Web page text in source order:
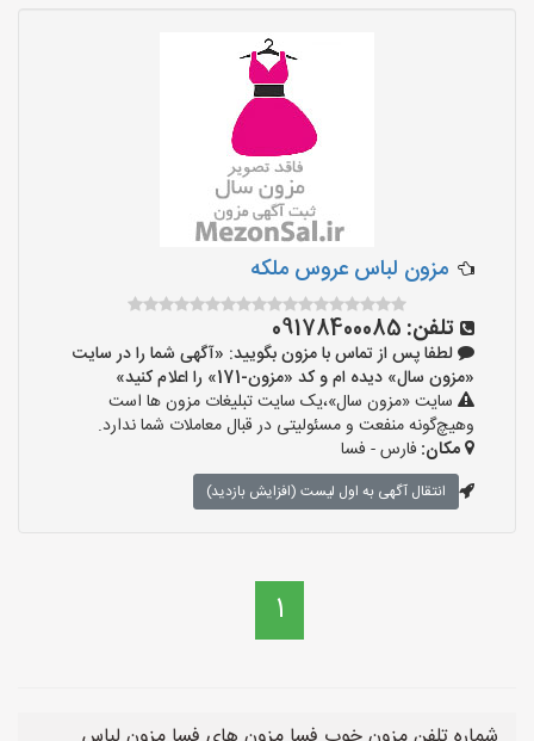
مزون لباس عروس ملکه
تلفن: 09178400085
لطفا پس از تماس با مزون بگویید: «آگهی شما را در سایت
«مزون سال» دیده ام و کد «مزون-171» را اعلام کنید»
سایت «مزون سال»،یک سایت تبلیغات مزون ها است
وهیچ‌گونه منفعت و مسئولیتی در قبال معاملات شما ندارد.
مکان: فارس - فسا
انتقال آگهی به اول لیست (افزایش بازدید)
1